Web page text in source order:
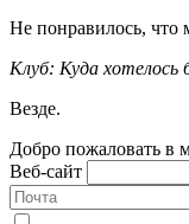
Не понравилось, что
Клуб: Куда хотелось
Везде.
Добро пожаловать в
Веб-сайт